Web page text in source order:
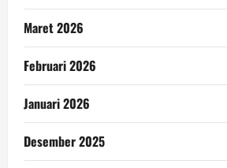
Maret 2026
Februari 2026
Januari 2026
Desember 2025